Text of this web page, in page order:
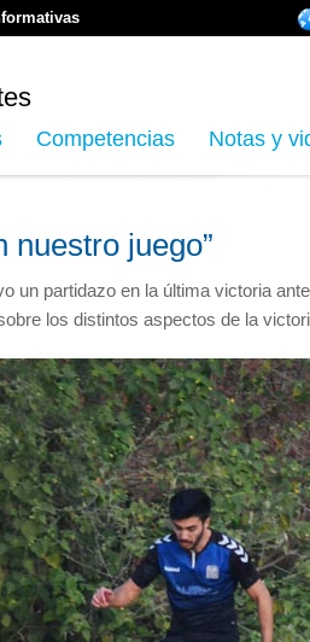
Competencias Notas y
nuestro juego”
un partidazo en la última victoria
los distintos aspectos de la